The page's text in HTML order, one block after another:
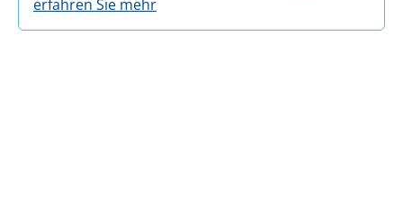
erfahren Sie mehr